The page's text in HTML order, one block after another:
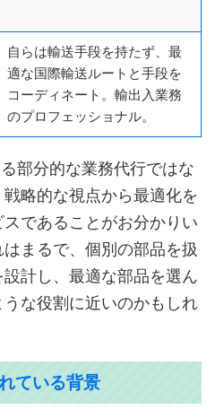
自らは輸送手段を持たず、最
適な国際輸送ルートと手段を
コーディネート。輸出入業務
のプロフェッショナル。
部分的な業務代行ではな
略的な視点から最適化を
であることがお分かりい
まるで、個別​​の部品を扱
計し、最適な部品を選ん
な役割に近いのかもしれ
ている背景